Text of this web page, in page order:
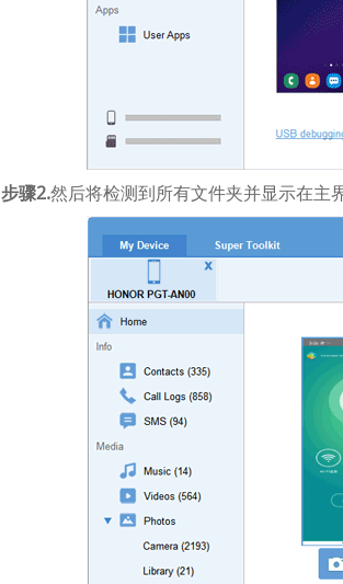
步骤2.然后将检测到所有文件夹并显示在主